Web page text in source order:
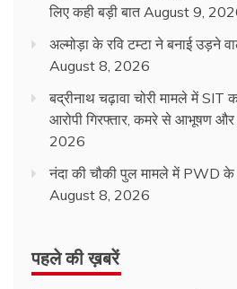
लिए कही बड़ी बात August 9,
अल्मोड़ा के रवि टम्टा ने बनाई उड़ने
August 8, 2026
बद्रीनाथ चढ़ावा चोरी मामले में SIT
आरोपी गिरफ्तार, कमरे से आभूषण और
2026
नंदा की चौकी पुल मामले में PWD के
August 8, 2026
पहले की ख़बरें